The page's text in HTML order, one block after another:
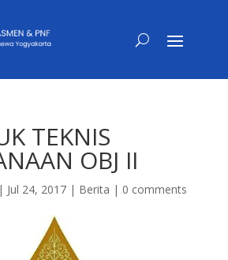
TEKNIS
OBJ II
Jul 24, 2017| Berita | 0 comments